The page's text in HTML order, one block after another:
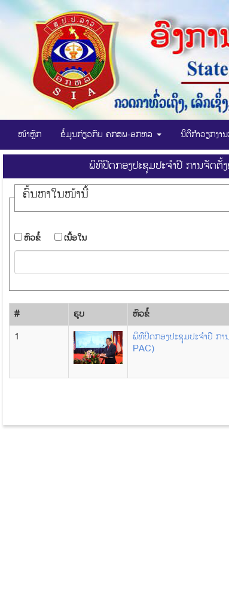
ໜ້າຫຼັກ ຂໍ້ມູນກ່ຽວກັບ ຄກສພ-ອກຫລ ນິຕິກໍາວຽກງາ
ພິທີປິດກອງປະຊຸມປະຈຳປີ ການຈັດຕັ້
ຄົ້ນ​ຫາ​ໃນ​ໜ້ານີ້
​ຫົວ​ຂໍ້ ​ເນື້ອ​ໃນ
# ຮູບ ​ຫົວ​ຂໍ້
1
ພິທີປິດກອງປະຊຸມປະຈຳປີ ກາ
PAC)